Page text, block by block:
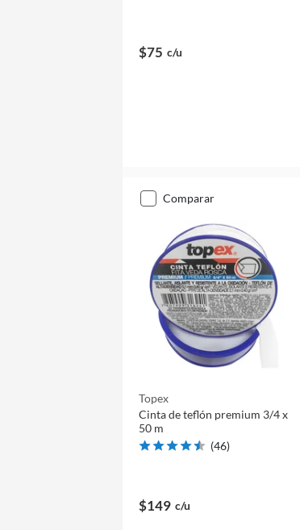
$75 c/u
comparar
Topex
Cinta de teflón premium 3/4 x
50 m
(46)
$149 c/u